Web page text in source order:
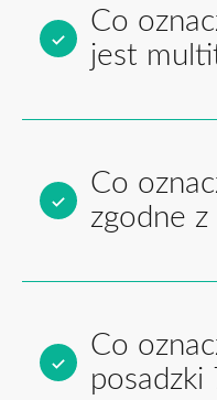
Co
jest
Co
zgodne z
Co
posadzki